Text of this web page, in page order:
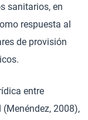
sanitarios, en
respuesta al
de provisión
entre
2008),